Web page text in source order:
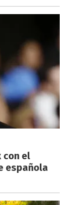
con el
española